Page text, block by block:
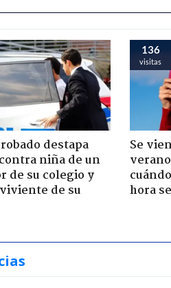
destapa
niña de un
de su colegio y
de su
136
visitas
Se
hora